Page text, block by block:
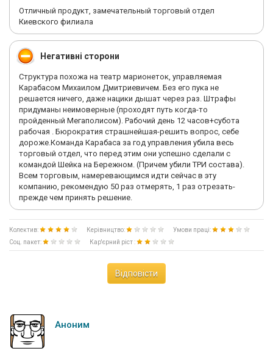
Отличный продукт, замечательный торговый отдел
Киевского филиала
Негативні сторони
Структура похожа на театр марионеток, управляемая
Карабасом Михаилом Дмитриевичем. Без его пука не
решается ничего, даже нацики дышат через раз. Штрафы
придуманы неимоверные (проходят путь когда-то
пройденный Мегаполисом). Рабочий день 12 часов+субота
рабочая . Бюрократия страшнейшая-решить вопрос, себе
дороже.Команда Карабаса за год управления убила весь
торговый отдел, что перед этим они успешно сделали с
командой Шейка на Бережном. (Причем убили ТРИ состава).
Всем торговым, намеревающимся идти сейчас в эту
компанию, рекомендую 50 раз отмерять, 1 раз отрезать-
прежде чем принять решение.
Колектив: Керівництво:
Умови праці:
Соц. пакет:
Кар'єрний ріст :
Відповісти
Аноним